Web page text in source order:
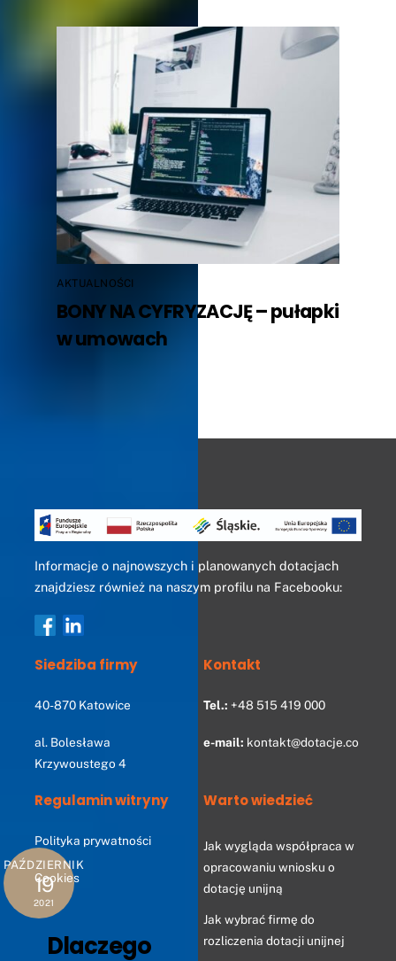
PAŹDZIERNIK
19
2021
Dlaczego
AKTUALNOŚCI
BONY NA CYFRYZACJĘ – pułapki
w umowach
Back
To
Top
Informacje o najnowszych i planowanych dotacjach
znajdziesz również na naszym profilu na Facebooku:
Siedziba firmy
40-870 Katowice
al. Bolesława
Krzywoustego 4
Kontakt
Tel.: +48 515 419 000
e-mail: kontakt@dotacje.co
Regulamin witryny
Polityka prywatności
Cookies
Warto wiedzieć
Jak wygląda współpraca w
opracowaniu wniosku o
dotację unijną
Jak wybrać firmę do
rozliczenia dotacji unijnej